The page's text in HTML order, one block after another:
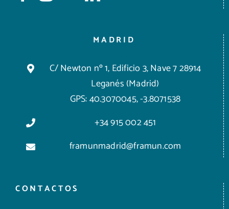
MADRID
C/ Newton nº 1, Edificio 3, Nave 7 28914
Leganés (Madrid)
GPS: 40.3070045, -3.8071538
+34 915 002 451
framunmadrid@framun.com
CONTACTOS